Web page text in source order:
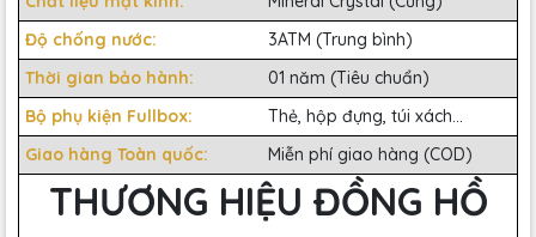
Độ chống nước:
3ATM (Trung bình)
Thời gian bảo hành:
01 năm (Tiêu chuẩn)
Bộ phụ kiện Fullbox:
Thẻ, hộp đựng, túi xách...
Giao hàng Toàn quốc:
Miễn phí giao hàng (COD)
THƯƠNG HIỆU ĐỒNG HỒ